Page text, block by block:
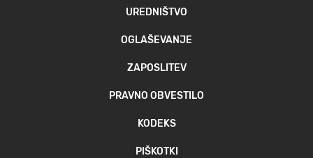
UREDNIŠTVO
OGLAŠEVANJE
ZAPOSLITEV
PRAVNO OBVESTILO
KODEKS
PIŠKOTKI